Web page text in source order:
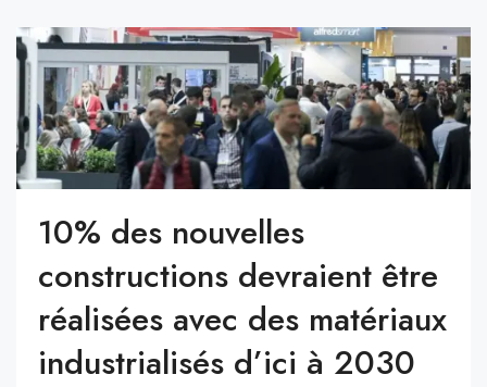
10% des nouvelles
constructions devraient être
réalisées avec des matériaux
industrialisés d’ici à 2030